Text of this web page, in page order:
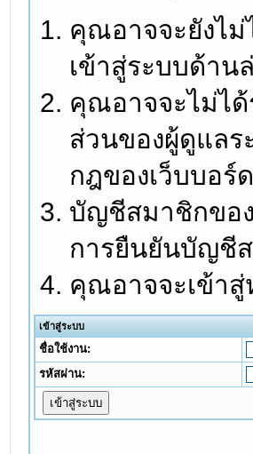
คุณอาจจะยังไม่
เข้าสู่ระบบด้าน
คุณอาจจะไม่ไ
ส่วนของผู้ดูแล
กฎของเว็บบอร์
บัญชีสมาชิกขอ
การยืนยันบัญชี
คุณอาจจะเข้า
เข้าสู่ระบบ
ชื่อใช้งาน:
รหัสผ่าน: